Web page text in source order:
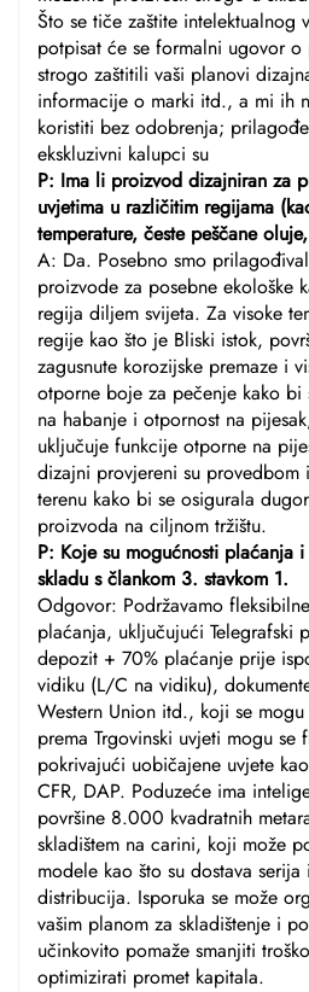
Što se tiče zaštite intelektualnog
potpisat će se formalni ugovor
strogo zaštitili vaši planovi
informacije o marki itd., a mi ih
koristiti bez odobrenja;
ekskluzivni kalupci su
P: Ima li proizvod dizajniran za
uvjetima u različitim regijama
temperature, česte peščane
A: Da. Posebno smo
proizvode za posebne ekološke
regija diljem svijeta. Za visoke
regije kao što je Bliski istok,
zagusnute korozijske premaze i
otporne boje za pečenje kako
na habanje i otpornost na
uključuje funkcije otporne na
dizajni provjereni su provedbom
terenu kako bi se osigurala
proizvoda na ciljnom tržištu.
P: Koje su mogućnosti plaćanja
skladu s člankom 3. stavkom 1.
Odgovor: Podržavamo
plaćanja, uključujući Telegrafski
depozit + 70% plaćanje prije
vidiku (L/C na vidiku),
Western Union itd., koji se
prema Trgovinski uvjeti mogu
pokrivajući uobičajene uvjete
CFR, DAP. Poduzeće ima
površine 8.000 kvadratnih
skladištem na carini, koji može
modele kao što su dostava serija i
distribucija. Isporuka se može
vašim planom za skladištenje i
učinkovito pomaže smanjiti
optimizirati promet kapitala.